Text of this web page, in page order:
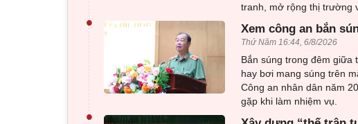
tranh, mở rộng thị trường
• Xem công an bắn
Thứ Năm 16:44, 6/8/2026
Bắn súng trong đêm giữa
hay bơi mang súng trên
Công an nhân dân năm
gặp khi làm nhiệm vụ.
•